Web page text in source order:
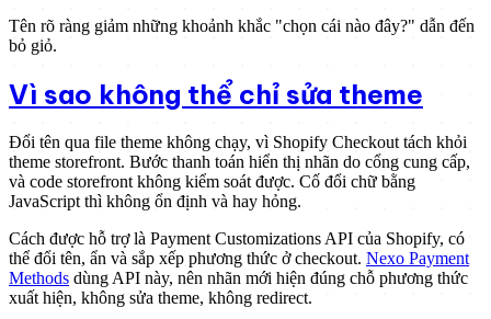
Tên rõ ràng giảm những khoảnh khắc "chọn cái nào đây?" dẫn đến
bỏ giỏ.
Vì sao không thể chỉ sửa theme
Đổi tên qua file theme không chạy, vì Shopify Checkout tách khỏi
theme storefront. Bước thanh toán hiển thị nhãn do cổng cung cấp,
và code storefront không kiểm soát được. Cố đổi chữ bằng
JavaScript thì không ổn định và hay hỏng.
Cách được hỗ trợ là Payment Customizations API của Shopify, có
thể đổi tên, ẩn và sắp xếp phương thức ở checkout. Nexo Payment
Methods dùng API này, nên nhãn mới hiện đúng chỗ phương thức
xuất hiện, không sửa theme, không redirect.